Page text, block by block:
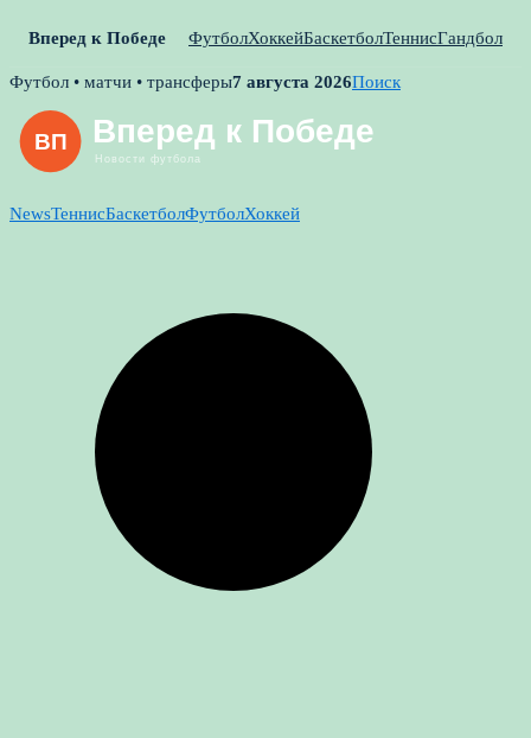
Вперед к Победе ФутболХоккейБаскетболТеннисГандбол
Skip
content
Футбол • матчи • трансферы7 августа 2026Поиск
NewsТеннисБаскетболФутболХоккей